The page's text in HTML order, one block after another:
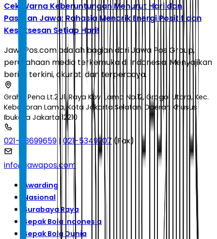
Cek Warna Keberuntungan Menurut Hari dan
Pasaran Jawa: Rahasia Menarik Energi Positif dan
Kesuksesan Setiap Hari!
JawaPos.com adalah bagian dari Jawa Pos Group,
perusahaan media terkemuka di Indonesia. Menyajikan
berita terkini, akurat, dan terpercaya.
Graha Pena Lt.2 Jl. Raya Kby. Lama No.12, Grogol Utara, Kec.
Kebayoran Lama, Kota Jakarta Selatan, Daerah Khusus
Ibukota Jakarta 12210
021-53699659 | 021-5349207 (Fax)
info@jawapos.com
Awarding
Nasional
Surabaya Raya
Sepak Bola Indonesia
Sepak Bola Dunia